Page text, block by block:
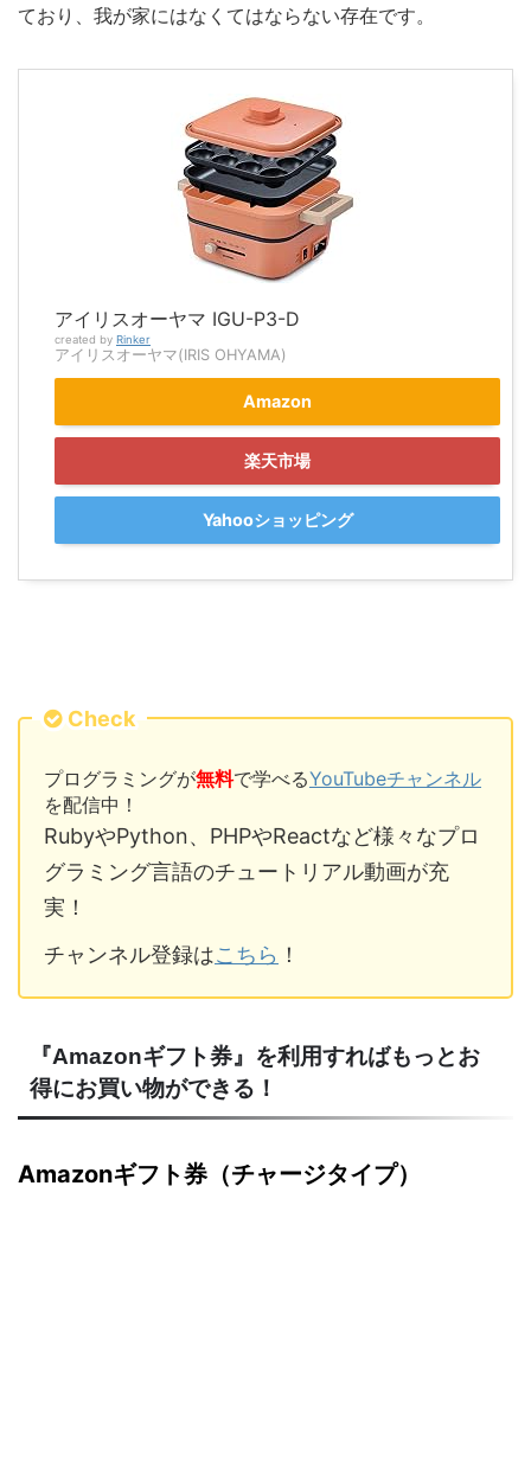
ており、我が家にはなくてはならない存在です。
アイリスオーヤマ IGU-P3-D
created by Rinker
アイリスオーヤマ(IRIS OHYAMA)
Amazon
楽天市場
Yahooショッピング
Check
プログラミングが無料で学べるYouTubeチャンネル
を配信中！
RubyやPython、PHPやReactなど様々なプロ
グラミング言語のチュートリアル動画が充
実！
チャンネル登録はこちら ！
『Amazonギフト券』を利用すればもっとお
得にお買い物ができる！
Amazonギフト券（チャージタイプ）